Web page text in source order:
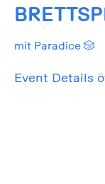
mit Paradice 🎲
Event Details